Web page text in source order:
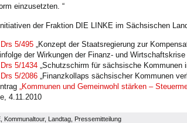
einzusetzten. “
der Fraktion DIE LINKE im Sächsischen
5/495 „Konzept der Staatsregierung zur
der Wirkungen der Finanz- und
5/1434 „Schutzschirm für sächsische Kommunen
5/2086 „Finanzkollaps sächsischer Kommunen
„Kommunen und Gemeinwohl stärken –
4.11.2010
Kommunaltour, Landtag Pressemitteilung